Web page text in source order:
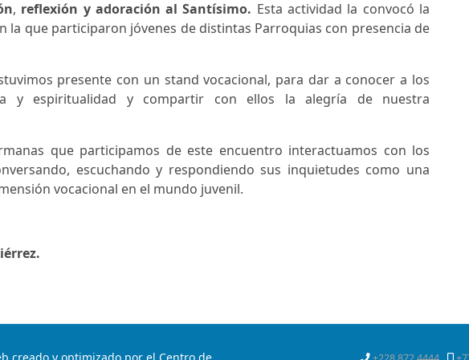
, reflexión y adoración al Santísimo. Esta actividad la convocó la
la que participaron jóvenes de distintas Parroquias con presencia de
presente con un stand vocacional, para dar a conocer a los
y espiritualidad y compartir con ellos la alegría de nuestra
que participamos de este encuentro interactuamos con los
escuchando y respondiendo sus inquietudes como una
vocacional en el mundo juvenil.